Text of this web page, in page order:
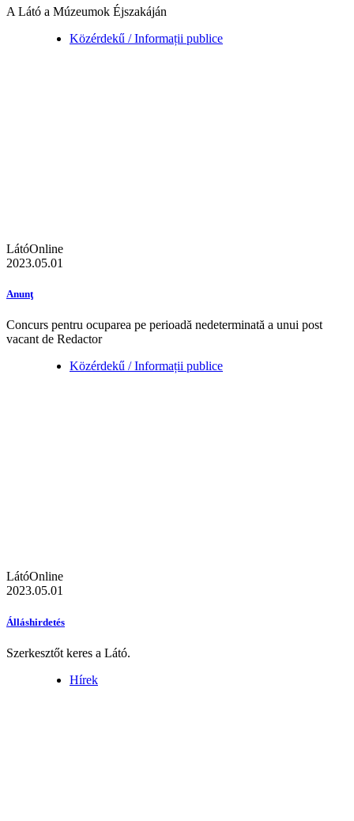
A Látó a Múzeumok Éjszakáján
Közérdekű / Informații publice
LátóOnline
2023.05.01
Anunţ
Concurs pentru ocuparea pe perioadă nedeterminată a unui post
vacant de Redactor
Közérdekű / Informații publice
LátóOnline
2023.05.01
Álláshirdetés
Szerkesztőt keres a Látó.
Hírek